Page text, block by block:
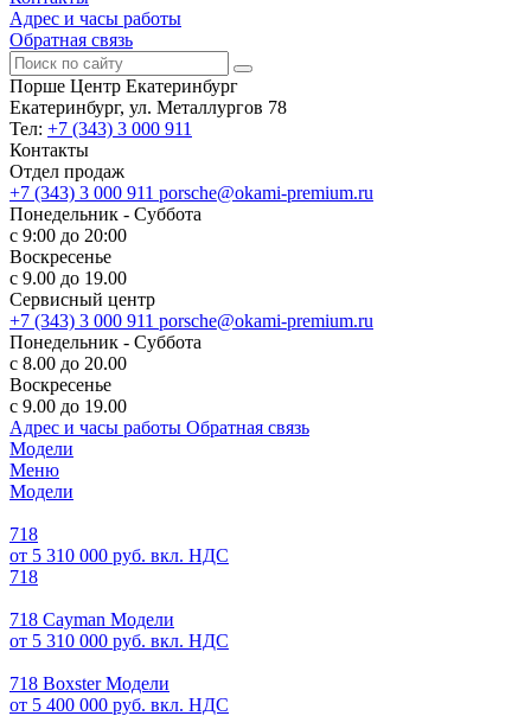
Адрес и часы работы
Обратная связь
Порше Центр Екатеринбург
Екатеринбург, ул. Металлургов 78
Тел: +7 (343) 3 000 911
Контакты
Отдел продаж
+7 (343) 3 000 911 porsche@okami-premium.ru
Понедельник - Суббота
с 9:00 до 20:00
Воскресенье
с 9.00 до 19.00
Сервисный центр
+7 (343) 3 000 911 porsche@okami-premium.ru
Понедельник - Суббота
с 8.00 до 20.00
Воскресенье
с 9.00 до 19.00
Адрес и часы работы Обратная связь
Модели
Меню
Модели
718
от 5 310 000 руб. вкл. НДС
718
718 Cayman Модели
от 5 310 000 руб. вкл. НДС
718 Boxster Модели
от 5 400 000 руб. вкл. НДС